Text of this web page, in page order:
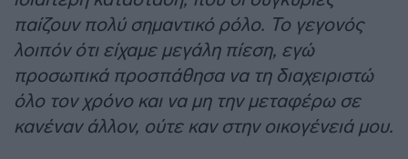
παίζουν πολύ σημαντικό ρόλο. Το γεγονός
λοιπόν ότι είχαμε μεγάλη πίεση, εγώ
προσωπικά προσπάθησα να τη διαχειριστώ
όλο τον χρόνο και να μη την μεταφέρω σε
κανέναν άλλον, ούτε καν στην οικογένειά μου.